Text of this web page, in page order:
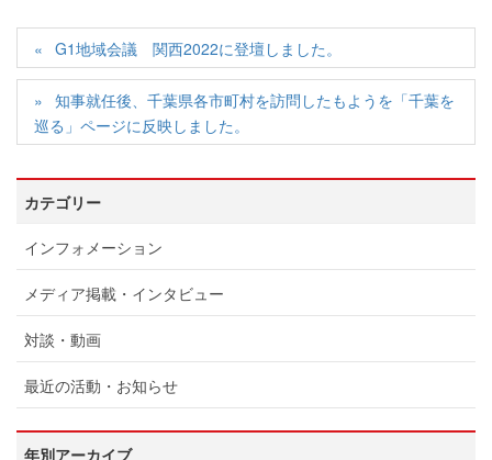
G1地域会議 関西2022に登壇しました。
知事就任後、千葉県各市町村を訪問したもようを「千葉を
巡る」ページに反映しました。
カテゴリー
インフォメーション
メディア掲載・インタビュー
対談・動画
最近の活動・お知らせ
年別アーカイブ